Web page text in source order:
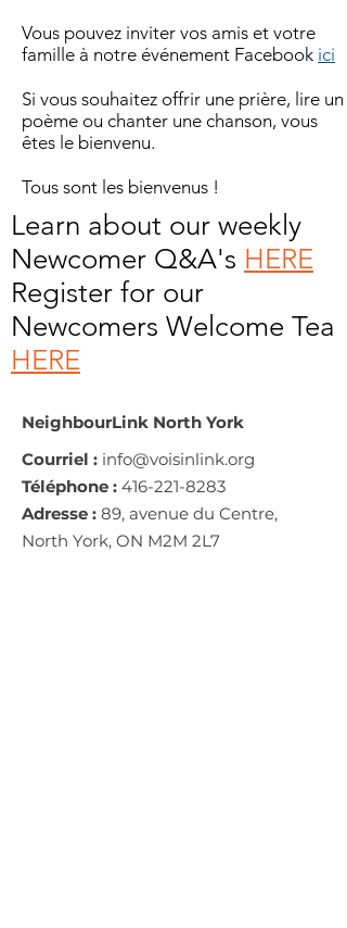
Vous pouvez inviter vos amis et votre
famille à notre événement Facebook ici
Si vous souhaitez offrir une prière, lire un
poème ou chanter une chanson, vous
êtes le bienvenu.
Tous sont les bienvenus !
Learn about our weekly
Newcomer Q&A's HERE
Register for our
Newcomers Welcome Tea
HERE
NeighbourLink North York
Courriel : info@voisinlink.org
Téléphone : 416-221-8283
Adresse : 89, avenue du Centre,
North York, ON M2M 2L7